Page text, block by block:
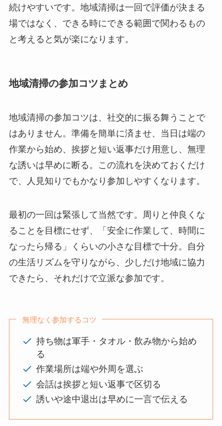
続けやすいです。地域清掃は一回で評価が決まる
場ではなく、できる時にできる範囲で関わるもの
と考えると気が楽になります。
地域清掃の参加コツまとめ
地域清掃の参加コツは、社交的に振る舞うことで
はありません。準備を簡単に済ませ、当日は端の
作業から始め、挨拶と短い返事だけ用意し、無理
な誘いは早めに断る。この流れを決めておくだけ
で、人見知りでもかなり参加しやすくなります。
最初の一回は緊張して当然です。周りと仲良くな
ることを目標にせず、「安全に作業して、時間に
なったら帰る」くらいの小さな目標で十分。自分
の生活リズムを守りながら、少しだけ地域に協力
できたら、それだけで立派な参加です。
無理なく参加するコツ
持ち物は軍手・タオル・飲み物から始め
る
作業場所は端や外周を選ぶ
会話は挨拶と短い返事で区切る
誘いや途中退出は早めに一言で伝える